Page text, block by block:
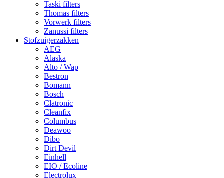
Taski filters
Thomas filters
Vorwerk filters
Zanussi filters
Stofzuigerzakken
AEG
Alaska
Alto / Wap
Bestron
Bomann
Bosch
Clatronic
Cleanfix
Columbus
Deawoo
Dibo
Dirt Devil
Einhell
EIO / Ecoline
Electrolux